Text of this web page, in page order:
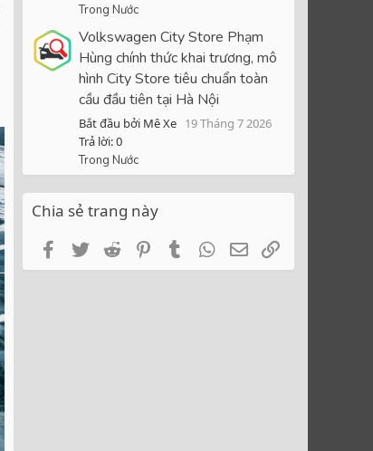
Trong Nước
Volkswagen City Store Phạm
Hùng chính thức khai trương, mô
hình City Store tiêu chuẩn toàn
cầu đầu tiên tại Hà Nội
Bắt đầu bởi Mê Xe 19 Tháng 7 2026
Trả lời: 0
Trong Nước
Chia sẻ trang này
FacebookTwitterRedditPinterestTumblrWhatsApp
Email